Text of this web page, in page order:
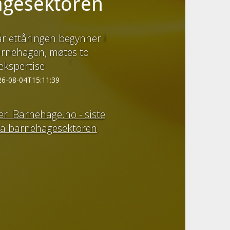
ettåringen begynner i
møtes to
08-04T15:11:39
Barnehage.no - siste
barnehagesektoren